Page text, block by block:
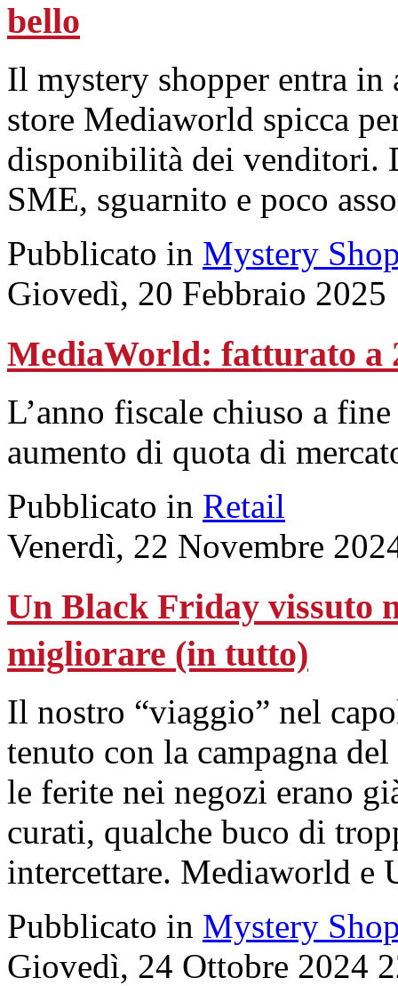
bello
Il mystery shopper entra
store Mediaworld spicca
disponibilità dei venditori.
SME, sguarnito e poco
Pubblicato in Mystery
Giovedì, 20 Febbraio 2025
MediaWorld: fatturato a
L’anno fiscale chiuso a
aumento di quota di
Pubblicato in Retail
Venerdì, 22 Novembre
Un Black Friday vissuto
migliorare (in tutto)
Il nostro “viaggio” nel
tenuto con la campagna
le ferite nei negozi erano
curati, qualche buco di
intercettare. Mediaworld e
Pubblicato in Mystery
Giovedì, 24 Ottobre 2024